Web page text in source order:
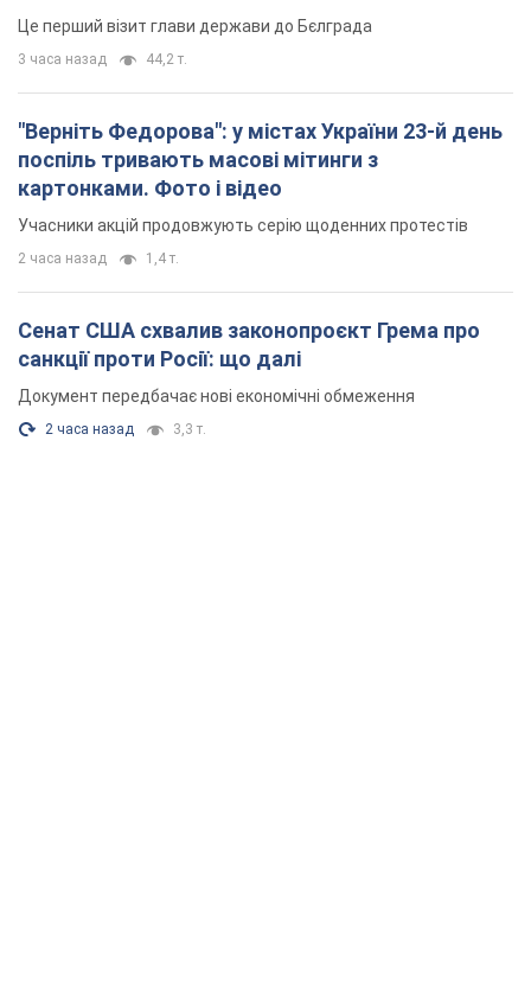
Це перший візит глави держави до Бєлграда
3 часа назад 44,2 т.
"Верніть Федорова": у містах України 23-й день
поспіль тривають масові мітинги з
картонками. Фото і відео
Учасники акцій продовжують серію щоденних протестів
2 часа назад 1,4 т.
Сенат США схвалив законопроєкт Грема про
санкції проти Росії: що далі
Документ передбачає нові економічні обмеження
2 часа назад 3,3 т.